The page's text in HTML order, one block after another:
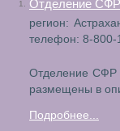
1. Отделение СФР
регион:
телефон: 8-800-
Отделение СФР
размещены в
Подробнее...